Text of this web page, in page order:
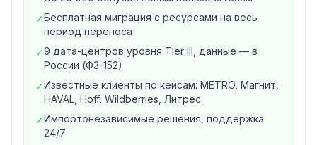
помощником в консоли
2. GPU и AI/ML
GPU: NVIDIA B300 (288 ГБ HBM3e), H100 (80 ГБ), A100
(40/80 ГБ), V100 (16/32 ГБ), A40
Три формата: виртуальные машины с GPU, ML-сервис
(кластеры с Infiniband, Multi-node) и выделенные
серверы
AI Factory — цифровая среда для работы с GenAI
Персональный ИИ-помощник в консоли
✓Бесплатная миграция с ресурсами на весь
период переноса
✓9 дата-центров уровня Tier III, данные — в
России (ФЗ-152)
✓Известные клиенты по кейсам: METRO, Магнит,
HAVAL, Hoff, Wildberries, Литрес
✓Импортонезависимые решения, поддержка
24/7